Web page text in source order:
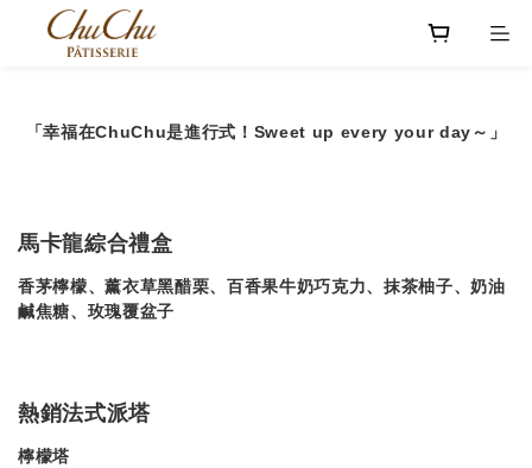
「幸福在ChuChu是進行式！Sweet up every your day～」
馬卡龍綜合禮盒
香茅檸檬、薰衣草黑醋栗、百香果牛奶巧克力、抹茶柚子、奶油
鹹焦糖、玫瑰覆盆子
熱銷法式派塔
檸檬塔